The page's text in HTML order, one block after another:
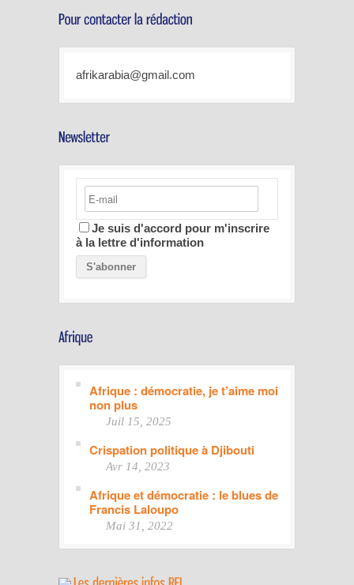
afrikarabia@gmail.com
Je suis d'accord pour m'inscrire
à la lettre d'information
Afrique : démocratie, je t’aime moi
non plus
Juil 15, 2025
Crispation politique à Djibouti
Avr 14, 2023
Afrique et démocratie : le blues de
Francis Laloupo
Mai 31, 2022